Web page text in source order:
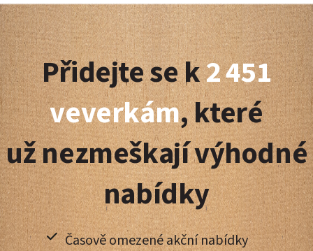
Z
á
p
a
t
í
Přidejte se k2 451
veverkám, které
už nezmeškají výhodné
nabídky
Časově omezené akční nabídky